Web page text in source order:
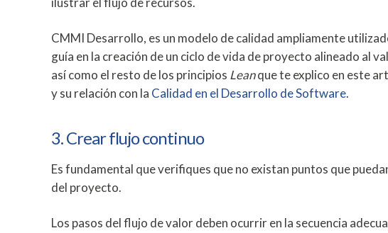
CMMI Desarrollo, es un modelo de calidad ampliamente
guía en la creación de un ciclo de vida de proyecto alineado al
así como el resto de los principios Leanque te explico en este
y su relación con la Calidad en el Desarrollo de Software.
3. Crear flujo continuo
Es fundamental que verifiques que no existan puntos que
del proyecto.
Los pasos del flujo de valor deben ocurrir en la secuencia